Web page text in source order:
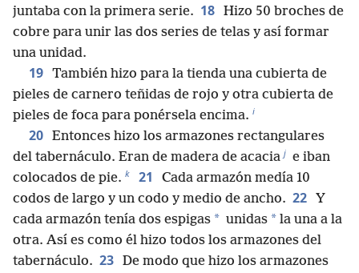
juntaba con la primera serie. 18 Hizo 50 broches de
cobre para unir las dos series de telas y así formar
una unidad.
19 También hizo para la tienda una cubierta de
pieles de carnero teñidas de rojo y otra cubierta de
pieles de foca para ponérsela encima. i
20 Entonces hizo los armazones rectangulares
del tabernáculo. Eran de madera de acacia j e iban
colocados de pie. k 21
Cada armazón medía 10
codos de largo y un codo y medio de ancho. 22 Y
cada armazón tenía dos espigas * unidas * la una a la
otra. Así es como él hizo todos los armazones del
tabernáculo. 23 De modo que hizo los armazones